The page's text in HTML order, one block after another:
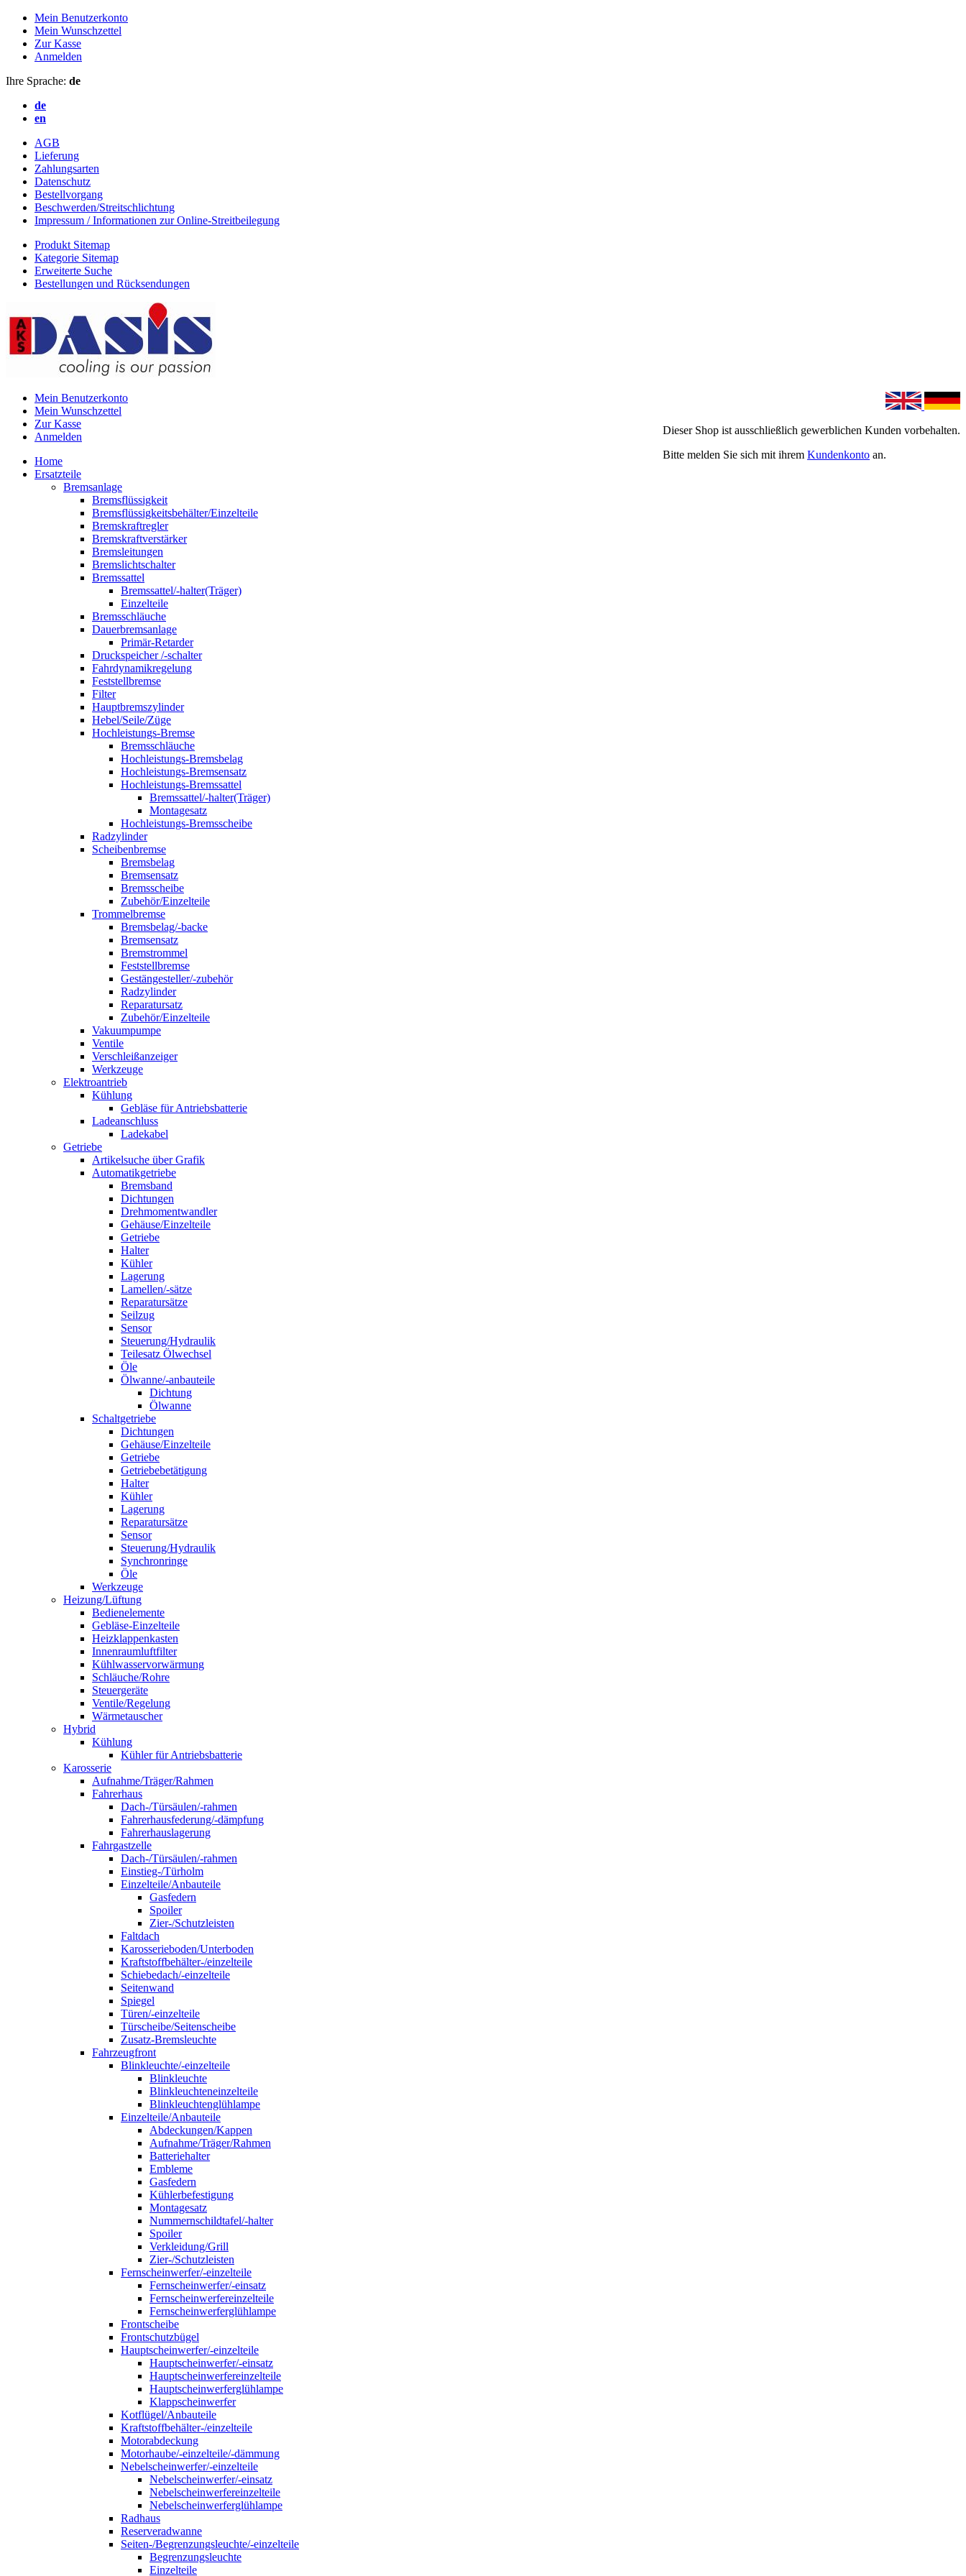
Mein Benutzerkonto
Mein Wunschzettel
Zur Kasse
Anmelden
Ihre Sprache: de
de
en
AGB
Lieferung
Zahlungsarten
Datenschutz
Bestellvorgang
Beschwerden/Streitschlichtung
Impressum / Informationen zur Online-Streitbeilegung
Produkt Sitemap
Kategorie Sitemap
Erweiterte Suche
Bestellungen und Rücksendungen
Dieser Shop ist ausschließlich gewerblichen Kunden vorbehalten.
Bitte melden Sie sich mit ihrem Kundenkonto an.
Mein Benutzerkonto
Mein Wunschzettel
Zur Kasse
Anmelden
Home
Ersatzteile
Bremsanlage
Bremsflüssigkeit
Bremsflüssigkeitsbehälter/Einzelteile
Bremskraftregler
Bremskraftverstärker
Bremsleitungen
Bremslichtschalter
Bremssattel
Bremssattel/-halter(Träger)
Einzelteile
Bremsschläuche
Dauerbremsanlage
Primär-Retarder
Druckspeicher /-schalter
Fahrdynamikregelung
Feststellbremse
Filter
Hauptbremszylinder
Hebel/Seile/Züge
Hochleistungs-Bremse
Bremsschläuche
Hochleistungs-Bremsbelag
Hochleistungs-Bremsensatz
Hochleistungs-Bremssattel
Bremssattel/-halter(Träger)
Montagesatz
Hochleistungs-Bremsscheibe
Radzylinder
Scheibenbremse
Bremsbelag
Bremsensatz
Bremsscheibe
Zubehör/Einzelteile
Trommelbremse
Bremsbelag/-backe
Bremsensatz
Bremstrommel
Feststellbremse
Gestängesteller/-zubehör
Radzylinder
Reparatursatz
Zubehör/Einzelteile
Vakuumpumpe
Ventile
Verschleißanzeiger
Werkzeuge
Elektroantrieb
Kühlung
Gebläse für Antriebsbatterie
Ladeanschluss
Ladekabel
Getriebe
Artikelsuche über Grafik
Automatikgetriebe
Bremsband
Dichtungen
Drehmomentwandler
Gehäuse/Einzelteile
Getriebe
Halter
Kühler
Lagerung
Lamellen/-sätze
Reparatursätze
Seilzug
Sensor
Steuerung/Hydraulik
Teilesatz Ölwechsel
Öle
Ölwanne/-anbauteile
Dichtung
Ölwanne
Schaltgetriebe
Dichtungen
Gehäuse/Einzelteile
Getriebe
Getriebebetätigung
Halter
Kühler
Lagerung
Reparatursätze
Sensor
Steuerung/Hydraulik
Synchronringe
Öle
Werkzeuge
Heizung/Lüftung
Bedienelemente
Gebläse-Einzelteile
Heizklappenkasten
Innenraumluftfilter
Kühlwasservorwärmung
Schläuche/Rohre
Steuergeräte
Ventile/Regelung
Wärmetauscher
Hybrid
Kühlung
Kühler für Antriebsbatterie
Karosserie
Aufnahme/Träger/Rahmen
Fahrerhaus
Dach-/Türsäulen/-rahmen
Fahrerhausfederung/-dämpfung
Fahrerhauslagerung
Fahrgastzelle
Dach-/Türsäulen/-rahmen
Einstieg-/Türholm
Einzelteile/Anbauteile
Gasfedern
Spoiler
Zier-/Schutzleisten
Faltdach
Karosserieboden/Unterboden
Kraftstoffbehälter-/einzelteile
Schiebedach/-einzelteile
Seitenwand
Spiegel
Türen/-einzelteile
Türscheibe/Seitenscheibe
Zusatz-Bremsleuchte
Fahrzeugfront
Blinkleuchte/-einzelteile
Blinkleuchte
Blinkleuchteneinzelteile
Blinkleuchtenglühlampe
Einzelteile/Anbauteile
Abdeckungen/Kappen
Aufnahme/Träger/Rahmen
Batteriehalter
Embleme
Gasfedern
Kühlerbefestigung
Montagesatz
Nummernschildtafel/-halter
Spoiler
Verkleidung/Grill
Zier-/Schutzleisten
Fernscheinwerfer/-einzelteile
Fernscheinwerfer/-einsatz
Fernscheinwerfereinzelteile
Fernscheinwerferglühlampe
Frontscheibe
Frontschutzbügel
Hauptscheinwerfer/-einzelteile
Hauptscheinwerfer/-einsatz
Hauptscheinwerfereinzelteile
Hauptscheinwerferglühlampe
Klappscheinwerfer
Kotflügel/Anbauteile
Kraftstoffbehälter-/einzelteile
Motorabdeckung
Motorhaube/-einzelteile/-dämmung
Nebelscheinwerfer/-einzelteile
Nebelscheinwerfer/-einsatz
Nebelscheinwerfereinzelteile
Nebelscheinwerferglühlampe
Radhaus
Reserveradwanne
Seiten-/Begrenzungsleuchte/-einzelteile
Begrenzungsleuchte
Einzelteile